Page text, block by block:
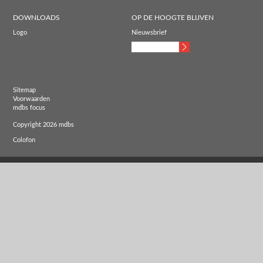
DOWNLOADS
Logo
OP DE HOOGTE BLIJVEN
Nieuwsbrief
Sitemap
Voorwaarden
mdbs focus
Copyright 2026 mdbs
Colofon